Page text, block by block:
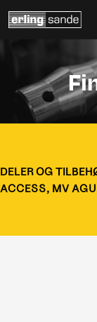
DELER OG
ACCESS, MV